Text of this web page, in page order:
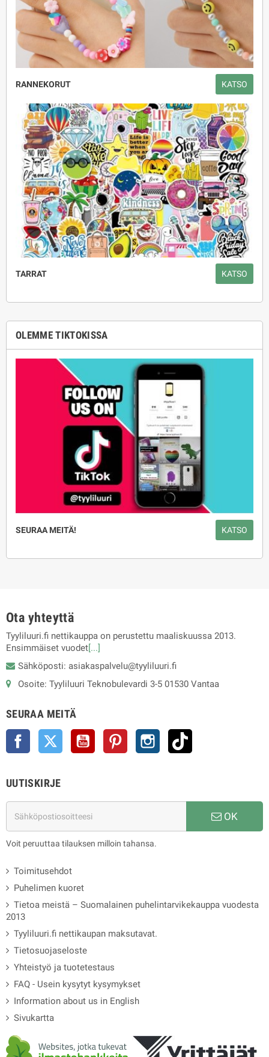
RANNEKORUT KATSO
TARRAT KATSO
OLEMME TIKTOKISSA
SEURAA MEITÄ! KATSO
Ota yhteyttä
Tyyliluuri.fi nettikauppa on perustettu maaliskuussa 2013.
Ensimmäiset vuodet [...]
Sähköposti: asiakaspalvelu@tyyliluuri.fi
Osoite: Tyyliluuri Teknobulevardi 3-5 01530 Vantaa
SEURAA MEITÄ
Facebook Twitter YouTube Pinterest Instagram
UUTISKIRJE
OK
Voit peruuttaa tilauksen milloin tahansa.
Toimitusehdot
Puhelimen kuoret
Tietoa meistä – Suomalainen puhelintarvikekauppa vuodesta
2013
Tyyliluuri.fi nettikaupan maksutavat.
Tietosuojaseloste
Yhteistyö ja tuotetestaus
FAQ - Usein kysytyt kysymykset
Information about us in English
Sivukartta